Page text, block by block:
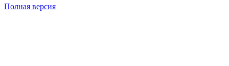
Полная версия